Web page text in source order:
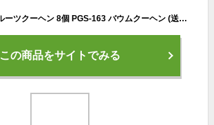
銀座千疋屋 銀座フルーツクーヘン 8個 PGS-163 バウムクーヘン (送料込価格) (t0) | バレンタインデー 送料無料 内祝い お祝い お返し お祝い返し ギフト 誕生日 プレゼント お礼 出産内祝い お供え 香典返し 人気 おすすめ お菓子 菓子折り バームクーヘン スイーツ
この商品をサイトでみる